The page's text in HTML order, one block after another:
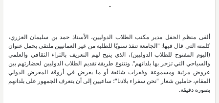
ألقى منظم الحفل مدير مكتب الطلاب الدوليين، الأستاذ حمد بن سليمان العزري،
كلمته التي قال فيها: "الجامعة تنفذ سنويًا للطلبة من غير العمانيين ملتقى يحمل عنوان
(اليوم المفتوح للطلاب الدوليين)، الذي يتيح لهم التعريف بالثراء الثقافي والعلمي
والسياحي التي تزخر بها بلدانهم". وتتنوع طريقة تقديم الطلاب الدوليين لحضارتهم بين
عروض مرئية ومسموعة وفقرات شائقة أو ما يعرض في أروقة المعرض الدولي
المقام، حاملين شعار "نحن سفراء بلادنا"؛ ساعيين إلى أن يتعرف الجمهور على بلدانهم
بصورة دقيقة.